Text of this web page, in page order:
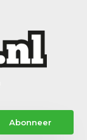
Abonneer